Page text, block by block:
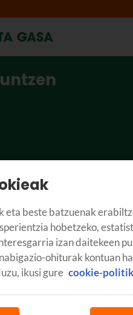
eta beste batzuenak
hobetzeko,
izan daitekeen
ohiturak kontuan
ikusi gure cookie-